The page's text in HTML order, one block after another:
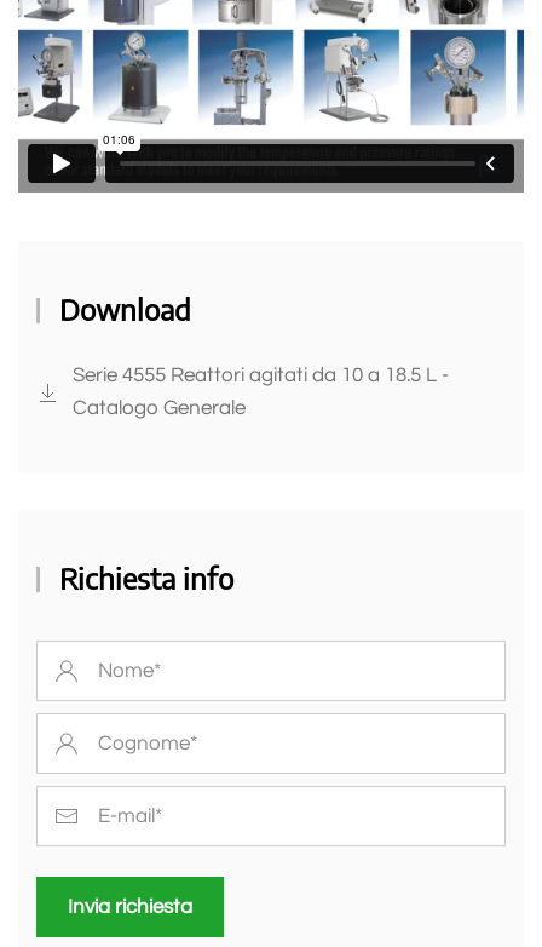
Download
Serie 4555 Reattori agitati da 10 a 18.5 L -
Catalogo Generale
Richiesta info
Invia richiesta